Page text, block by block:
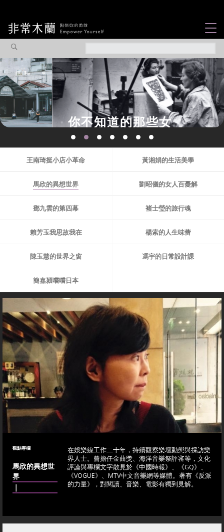
觀點專欄
焦點企劃
社會企業
認識我們
你不知道的那些女
性故事...
王南琦挺小店小革命 黃湘娟的生活美學
馬欣的異想世界 劉昭儀的女人百憂解
鄧九雲的第四幕 褚士瑩的旅行魂
賴芳玉我思故我在 楊索的人生味蕾
陳玉慧的世界之窗 馮宇的日常設計課
簡嘉潁嚐嚐日本
觀點專欄
馬欣的異想世
界
｜
在娛樂線工作二十年，持續觀察樂壇動態與採訪樂
界人士。曾擔任金曲獎、海洋音樂祭評審等，文化
評論與專欄文字散見於《中國時報》、《GQ》、
《VOGUE》、MTV中文音樂網等媒體。著有《反派
的力量》，對閱讀、音樂、電影有獨到見解。